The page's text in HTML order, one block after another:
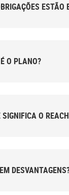
ESTÃO
O PLANO?
SIGNIFICA O